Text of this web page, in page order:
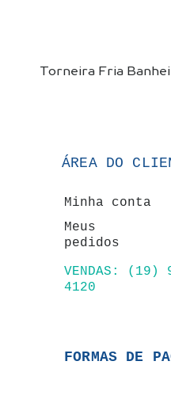
Torneira Fria
ÁREA DO
Minha conta
Meus
pedidos
VENDAS: (19)
4120
FORMAS DE